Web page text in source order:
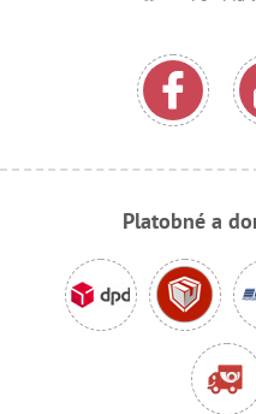
Platobné a